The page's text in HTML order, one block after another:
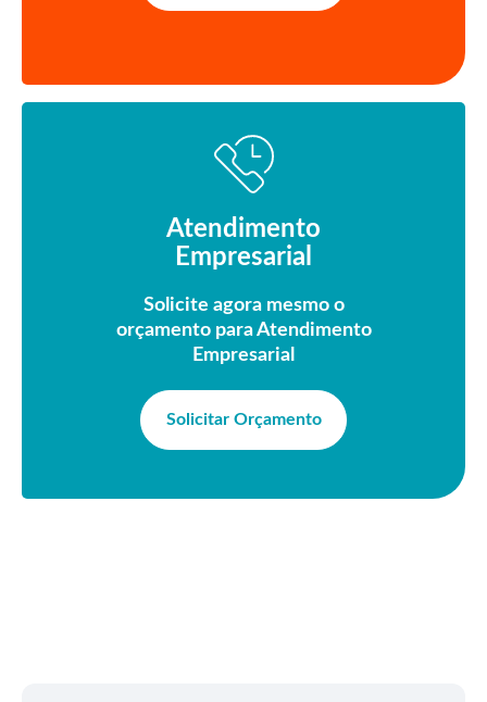
Atendimento
Empresarial
Solicite agora mesmo o
orçamento para Atendimento
Empresarial
Solicitar Orçamento